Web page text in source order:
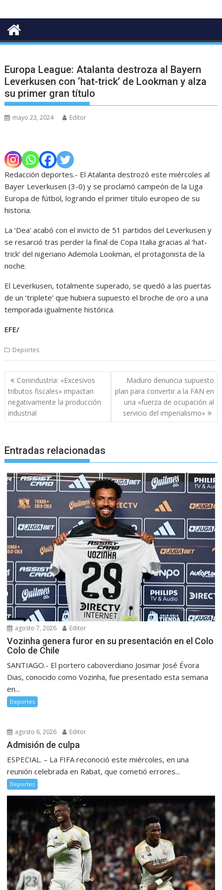
Europa League: Atalanta destroza al Bayern
Leverkusen con ‘hat-trick’ de Lookman y alza
su primer gran título
mayo 23, 2024 Editor
Redacción deportes.- El Atalanta destrozó este miércoles al
Bayer Leverkusen (3-0) y se proclamó campeón de la Liga
Europa de fútbol, logrando el primer título europeo de su
historia.
La ‘Dea’ acabó con el invicto de 51 partidos del Leverkusen y
se resarció tras perder la final de Copa Italia gracias al ‘hat-
trick’ del nigeriano Ademola Lookman, el protagonista de la
noche.
El Leverkusen, totalmente superado, se quedó a las puertas
de un ‘triplete’ que hubiera supuesto el broche de oro a una
temporada igualmente histórica.
EFE/
Deportes
Navegación
de
entradas
Conindustria: «Excesivos
tributos fiscales» impactan
negativamente la producción
industrial
Maduro denuncia supuesto
plan para convertir a la FAN en
una «fuerza de ocupación al
servicio del imperialismo»
Entradas relacionadas
agosto 7, 2026 Editor
Vozinha genera furor en su presentación en el Colo
Colo de Chile
SANTIAGO.- El portero caboverdiano Josimar José Évora
Dias, conocido como Vozinha, fue presentado esta semana
en...
Deportes
agosto 6, 2026 Editor
Admisión de culpa
ESPECIAL. – La FIFA reconoció este miércoles, en una
reunión celebrada en Rabat, que cometió errores...
Deportes